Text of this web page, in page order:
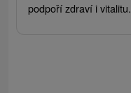
podpoří zdraví i vitalitu.